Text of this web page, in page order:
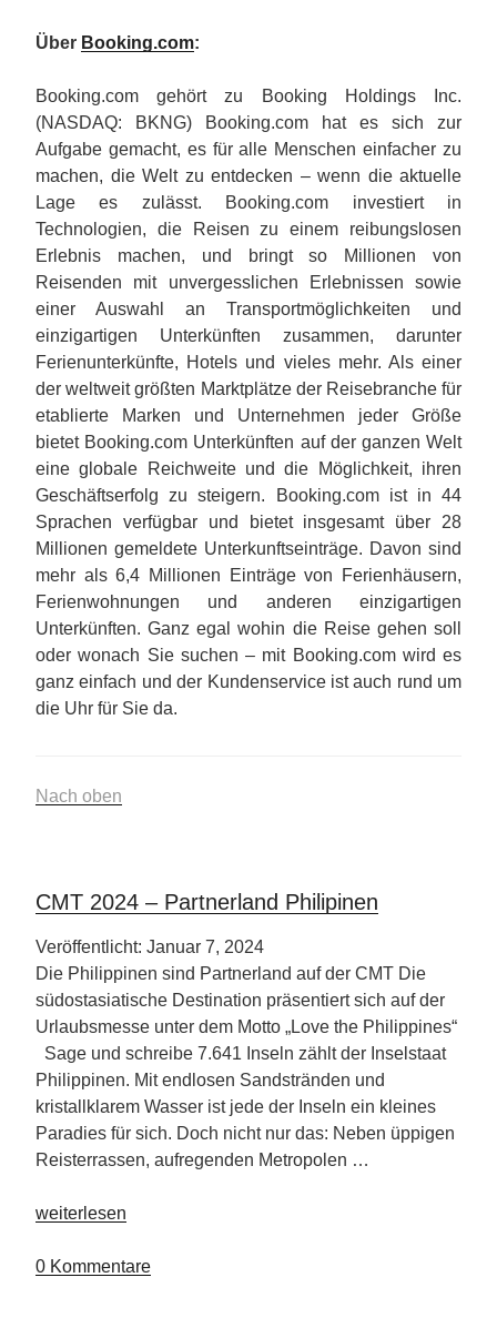
Über Booking.com:
Booking.com gehört zu Booking Holdings Inc.
(NASDAQ: BKNG) Booking.com hat es sich zur
Aufgabe gemacht, es für alle Menschen einfacher zu
machen, die Welt zu entdecken – wenn die aktuelle
Lage es zulässt. Booking.com investiert in
Technologien, die Reisen zu einem reibungslosen
Erlebnis machen, und bringt so Millionen von
Reisenden mit unvergesslichen Erlebnissen sowie
einer Auswahl an Transportmöglichkeiten und
einzigartigen Unterkünften zusammen, darunter
Ferienunterkünfte, Hotels und vieles mehr. Als einer
der weltweit größten Marktplätze der Reisebranche für
etablierte Marken und Unternehmen jeder Größe
bietet Booking.com Unterkünften auf der ganzen Welt
eine globale Reichweite und die Möglichkeit, ihren
Geschäftserfolg zu steigern. Booking.com ist in 44
Sprachen verfügbar und bietet insgesamt über 28
Millionen gemeldete Unterkunftseinträge. Davon sind
mehr als 6,4 Millionen Einträge von Ferienhäusern,
Ferienwohnungen und anderen einzigartigen
Unterkünften. Ganz egal wohin die Reise gehen soll
oder wonach Sie suchen – mit Booking.com wird es
ganz einfach und der Kundenservice ist auch rund um
die Uhr für Sie da.
Nach oben
CMT 2024 – Partnerland Philipinen
Veröffentlicht: Januar 7, 2024
Die Philippinen sind Partnerland auf der CMT Die
südostasiatische Destination präsentiert sich auf der
Urlaubsmesse unter dem Motto „Love the Philippines“
Sage und schreibe 7.641 Inseln zählt der Inselstaat
Philippinen. Mit endlosen Sandstränden und
kristallklarem Wasser ist jede der Inseln ein kleines
Paradies für sich. Doch nicht nur das: Neben üppigen
Reisterrassen, aufregenden Metropolen …
„CMT
–
weiterlesen
0 Kommentare